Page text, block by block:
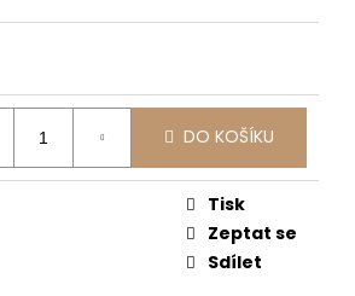
DO KOŠÍKU
Tisk
Zeptat se
Sdílet